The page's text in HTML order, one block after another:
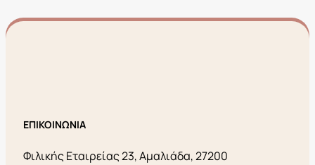
ΕΠΙΚΟΙΝΩΝΙΑ
Φιλικής Εταιρείας 23, Αμαλιάδα, 27200